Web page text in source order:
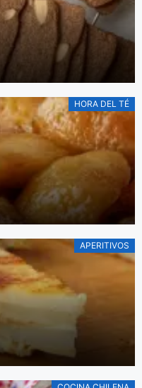
HORA DEL TÉ
APERITIVOS